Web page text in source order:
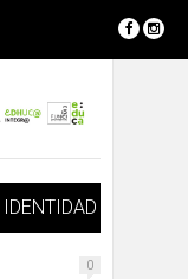
IDENTIDAD
0